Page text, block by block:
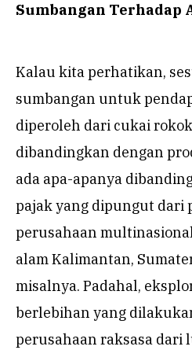
Sumbangan Terhadap
Kalau kita perhatikan,
sumbangan untuk
diperoleh dari cukai
dibandingkan dengan
ada apa-apanya
pajak yang dipungut dari
perusahaan
alam Kalimantan,
misalnya. Padahal,
berlebihan yang
perusahaan raksasa dari